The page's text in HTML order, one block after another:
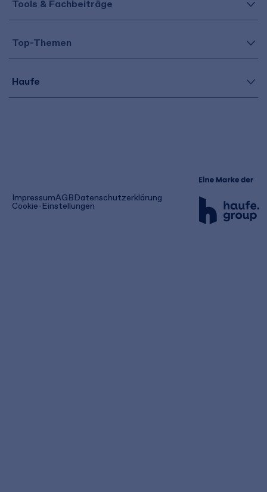
Tools & Fachbeiträge
Top-Themen
Haufe
ImpressumAGB(öffnet
in
einem
Datenschutzerklärung
Cookie-Einstellungen